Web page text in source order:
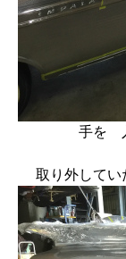
手を
取り外し